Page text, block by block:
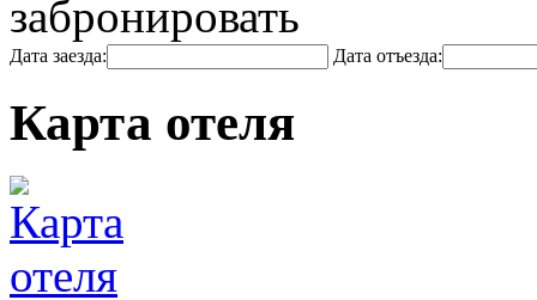
забронировать
Дата заезда: Дата отъезда:
Карта отеля